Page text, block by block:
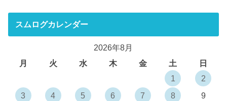
スムログカレンダー
2026年8月
月
火 水 木 金 土
日
1
2
3
4 5 6 7 8
9